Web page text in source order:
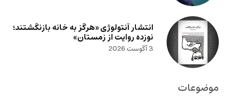
انتشار آنتولوژی «هرگز به خانه بازنگشتند؛
نوزده روایت از زمستان»
3 آگوست 2026
موضوعات